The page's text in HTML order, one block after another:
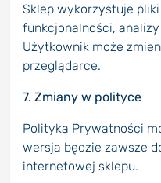
Sklep wykorzystuje
funkcjonalności,
Użytkownik może
przeglądarce.
7. Zmiany w polityce
Polityka Prywatności
wersja będzie zawsze
internetowej sklepu.